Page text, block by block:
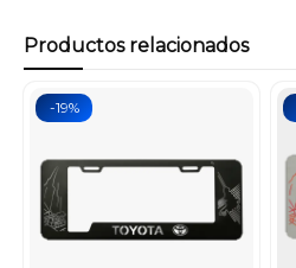
Productos relacionados
-19%